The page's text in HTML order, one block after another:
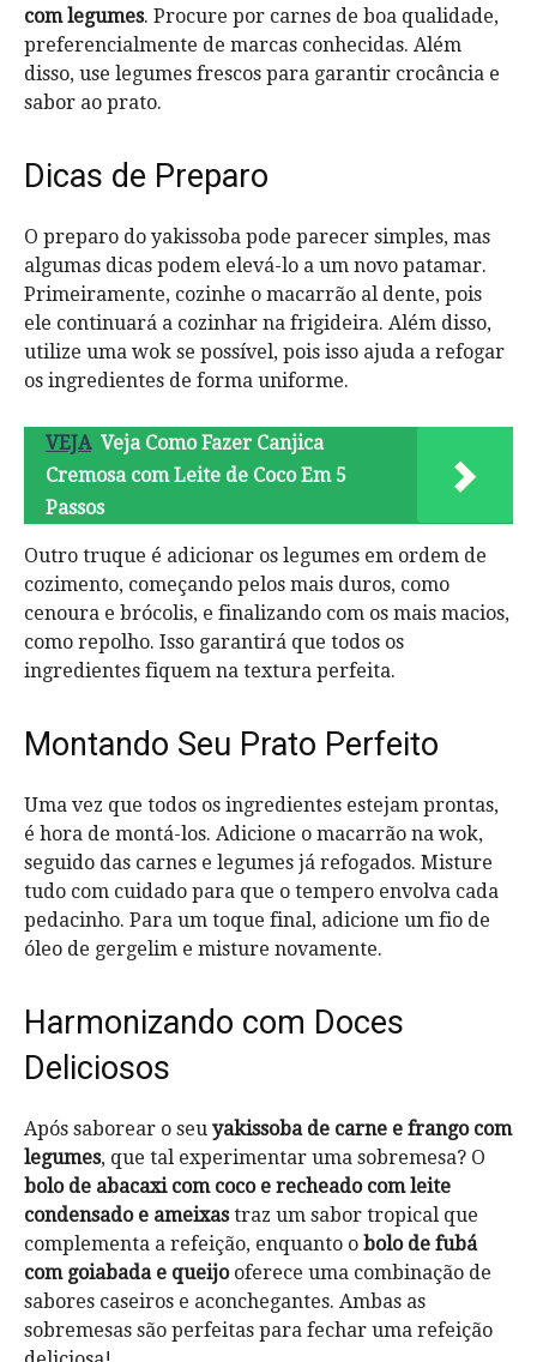
com legumes. Procure por carnes de boa qualidade,
preferencialmente de marcas conhecidas. Além
disso, use legumes frescos para garantir crocância e
sabor ao prato.
Dicas de Preparo
O preparo do yakissoba pode parecer simples, mas
algumas dicas podem elevá-lo a um novo patamar.
Primeiramente, cozinhe o macarrão al dente, pois
ele continuará a cozinhar na frigideira. Além disso,
utilize uma wok se possível, pois isso ajuda a refogar
os ingredientes de forma uniforme.
VEJA Veja Como Fazer Canjica
Cremosa com Leite de Coco Em 5
Passos
Outro truque é adicionar os legumes em ordem de
cozimento, começando pelos mais duros, como
cenoura e brócolis, e finalizando com os mais macios,
como repolho. Isso garantirá que todos os
ingredientes fiquem na textura perfeita.
Montando Seu Prato Perfeito
Uma vez que todos os ingredientes estejam prontas,
é hora de montá-los. Adicione o macarrão na wok,
seguido das carnes e legumes já refogados. Misture
tudo com cuidado para que o tempero envolva cada
pedacinho. Para um toque final, adicione um fio de
óleo de gergelim e misture novamente.
Harmonizando com Doces
Deliciosos
Após saborear o seu yakissoba de carne e frango com
legumes, que tal experimentar uma sobremesa? O
bolo de abacaxi com coco e recheado com leite
condensado e ameixastraz um sabor tropical que
complementa a refeição, enquanto o bolo de fubá
com goiabada e queijooferece uma combinação de
sabores caseiros e aconchegantes. Ambas as
sobremesas são perfeitas para fechar uma refeição